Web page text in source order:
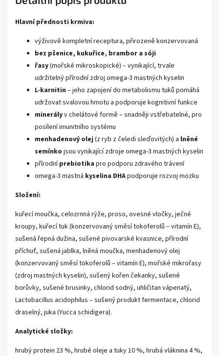
Hlavní přednosti krmiva:
výživově kompletní receptura, přirozeně konzervovaná
bez pšenice, kukuřice, brambor a sóji
řasy(mořské mikroskopické) – vynikající, trvale
udržitelný přírodní zdroj omega-3 mastných kyselin
L-karnitin – jeho zapojení do metabolismu tuků pomáhá
udržovat svalovou hmotu a podporuje kognitivní funkce
minerályv chelátové formě – snadněji vstřebatelné, pro
posílení imunitního systému
menhadenový olej (z ryb z čeledi sleďovitých) a lněné
semínko jsou vynikající zdroje omega-3 mastných kyselin
přírodníprebiotika pro podporu zdravého trávení
omega-3 mastná kyselina DHApodporuje rozvoj mozku
Složení:
kuřecí moučka, celozrnná rýže, proso, ovesné vločky, ječné
kroupy, kuřecí tuk (konzervovaný směsí tokoferolů – vitamín E),
sušená řepná dužina, sušené pivovarské kvasnice, přírodní
příchuť, sušená jablka, lněná moučka, menhadenový olej
(konzervovaný směsí tokoferolů – vitamín E), mořské mikrořasy
(zdroj mastných kyselin), sušený kořen čekanky, sušené
borůvky, sušené brusinky, chlorid sodný, uhličitan vápenatý,
Lactobacillus acidophilus – sušený produkt fermentace, chlorid
draselný, juka (Yucca schidigera).
Analytické složky:
hrubý protein 23 %, hrubé oleje a tuky 10 %, hrubá vláknina 4 %,